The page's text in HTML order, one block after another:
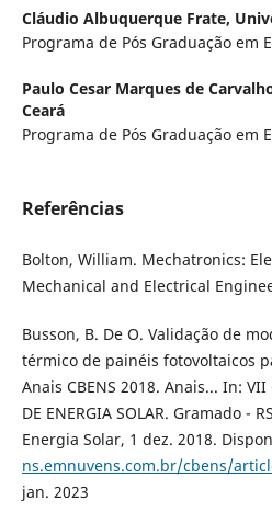
Cláudio Albuquerque Frate,
Programa de Pós Graduação em
Paulo Cesar Marques de
Ceará
Programa de Pós Graduação em
Referências
Bolton, William. Mechatronics:
Mechanical and Electrical
Busson, B. De O. Validação de
térmico de painéis fotovoltaicos
Anais CBENS 2018. Anais... In: VII
DE ENERGIA SOLAR. Gramado -
Energia Solar, 1 dez. 2018.
ns.emnuvens.com.br/cbens/
jan. 2023